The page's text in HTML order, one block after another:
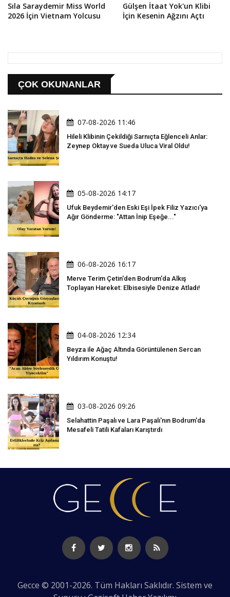
Sıla Saraydemir Miss World
2026 İçin Vietnam Yolcusu
Gülşen İtaat Yok'un Klibi
İçin Kesenin Ağzını Açtı
ÇOK OKUNANLAR
07-08-2026 11:46
Hileli Klibinin Çekildiği Sarnıçta Eğlenceli Anlar:
Zeynep Oktay ve Sueda Uluca Viral Oldu!
05-08-2026 14:17
Ufuk Beydemir'den Eski Eşi İpek Filiz Yazıcı'ya
Ağır Gönderme: "Attan İnip Eşeğe..."
06-08-2026 16:17
Merve Terim Çetin'den Bodrum'da Alkış
Toplayan Hareket: Elbisesiyle Denize Atladı!
04-08-2026 12:34
Beyza ile Ağaç Altında Görüntülenen Sercan
Yıldırım Konuştu!
03-08-2026 09:26
Selahattin Paşalı ve Lara Paşalı'nın Bodrum'da
Mesafeli Tatili Kafaları Karıştırdı
Gecce © 2001-2026. Tüm Hakları Saklıdır. Sistem ve